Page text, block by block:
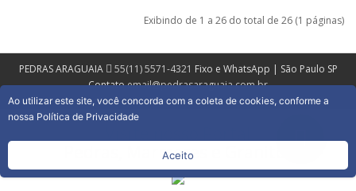
Exibindo de 1 a 26 do total de 26 (1 páginas)
PEDRAS ARAGUAIA 55(11) 5571-4321 Fixo e WhatsApp | São Paulo SP
Contatoemail@pedrasaraguaia.com.br
Pedras, Marmores e Granitos
Ao utilizar este site, você concorda com a coleta de cookies, conforme a
nossa Política de Privacidade
Aceito